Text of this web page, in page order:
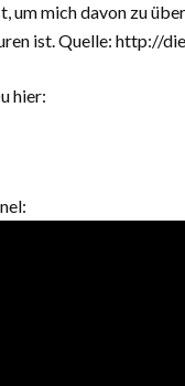
um mich davon zu
ist. Quelle: http://
hier: